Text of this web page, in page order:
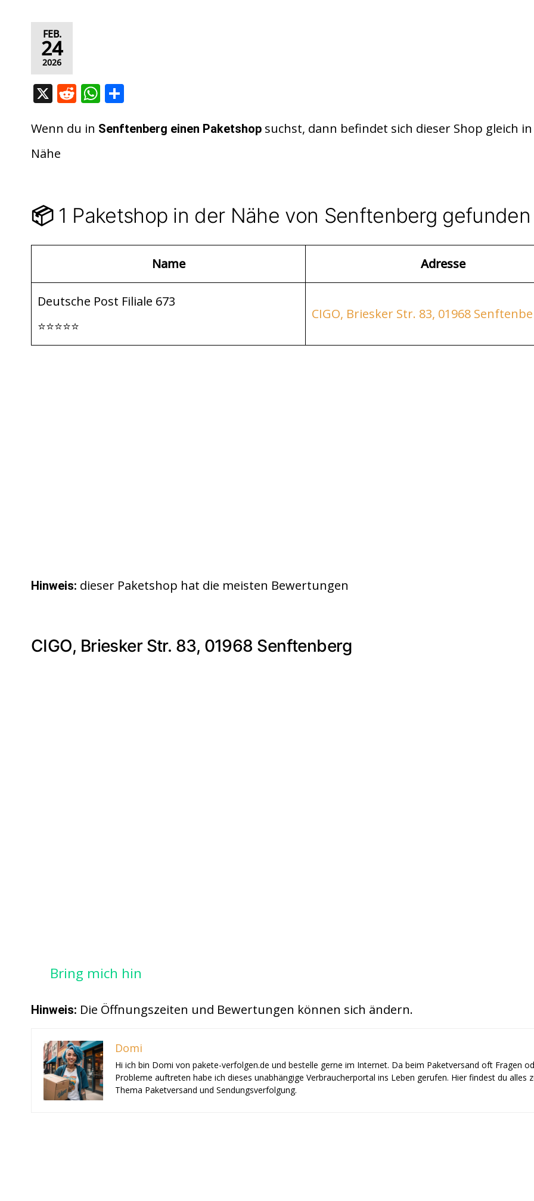
FEB.
24
2026
X R
d
W
at
p
le
Wenn du in Senftenberg einen Paketshop suchst, dann befindet sich dieser Shop gleich
Nähe
📦1 Paketshop in der Nähe von Senftenberg gefunden
Name Adresse
Deutsche Post Filiale 673
⭐⭐⭐⭐⭐
CIGO, Briesker Str. 83, 01968
Hinweis: dieser Paketshop hat die meisten Bewertungen
CIGO, Briesker Str. 83, 01968 Senftenberg
Bring mich hin
Hinweis: Die Öffnungszeiten und Bewertungen können sich ändern.
Domi
Hi ich bin Domi von pakete-verfolgen.de und bestelle gerne im Internet. Da beim Paketversand oft Fragen
Probleme auftreten habe ich dieses unabhängige Verbraucherportal ins Leben gerufen. Hier findest du alles
Thema Paketversand und Sendungsverfolgung.